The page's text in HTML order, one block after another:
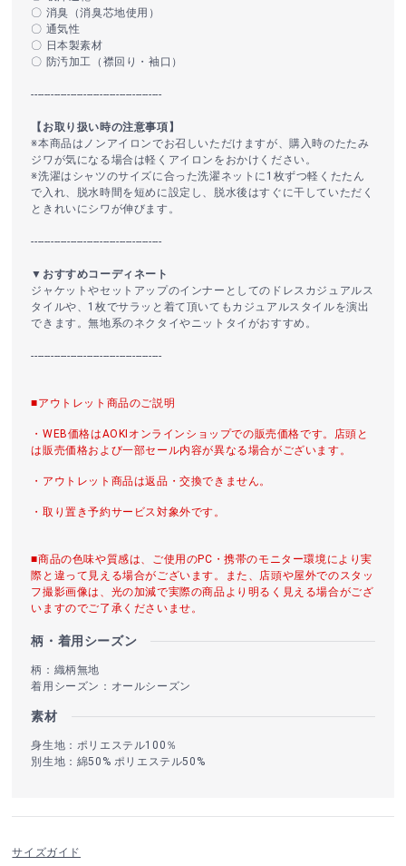
〇 消臭（消臭芯地使用）
〇 通気性
〇 日本製素材
〇 防汚加工（襟回り・袖口）
----------------------------------------
【お取り扱い時の注意事項】
※本商品はノンアイロンでお召しいただけますが、購入時のたたみ
ジワが気になる場合は軽くアイロンをおかけください。
※洗濯はシャツのサイズに合った洗濯ネットに1枚ずつ軽くたたん
で入れ、脱水時間を短めに設定し、脱水後はすぐに干していただく
ときれいにシワが伸びます。
----------------------------------------
▼おすすめコーディネート
ジャケットやセットアップのインナーとしてのドレスカジュアルス
タイルや、1枚でサラッと着て頂いてもカジュアルスタイルを演出
できます。無地系のネクタイやニットタイがおすすめ。
----------------------------------------
■アウトレット商品のご説明
・WEB価格はAOKIオンラインショップでの販売価格です。店頭と
は販売価格および一部セール内容が異なる場合がございます。
・アウトレット商品は返品・交換できません。
・取り置き予約サービス対象外です。
■商品の色味や質感は、ご使用のPC・携帯のモニター環境により実
際と違って見える場合がございます。また、店頭や屋外でのスタッ
フ撮影画像は、光の加減で実際の商品より明るく見える場合がござ
いますのでご了承くださいませ。
柄・着用シーズン
柄：織柄無地
着用シーズン：オールシーズン
素材
身生地：ポリエステル100％
別生地：綿50% ポリエステル50%
サイズガイド